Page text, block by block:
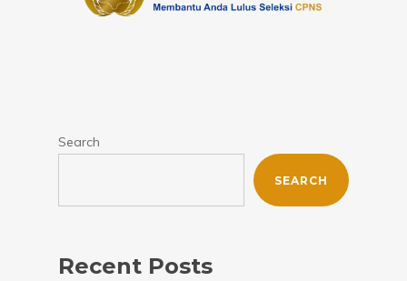
Search
SEARCH
Recent Posts